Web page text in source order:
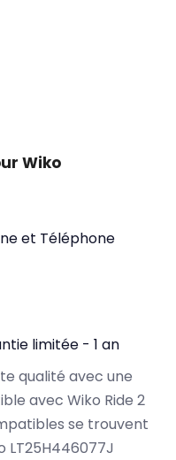
Wiko
et Téléphone
limitée - 1 an
qualité avec une
avec Wiko Ride 2
se trouvent
LT25H446077J